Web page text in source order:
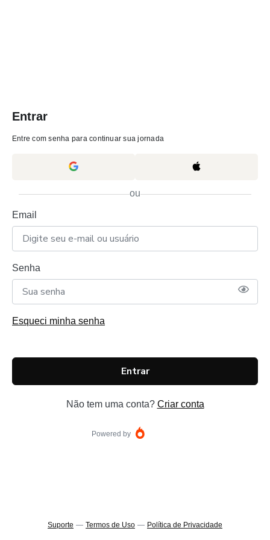
Entrar
Entre com senha para continuar sua jornada
ou
Email
Senha
Esqueci minha senha
Entrar
Não tem uma conta? Criar conta
Powered by
Suporte — Termos de Uso — Política de Privacidade